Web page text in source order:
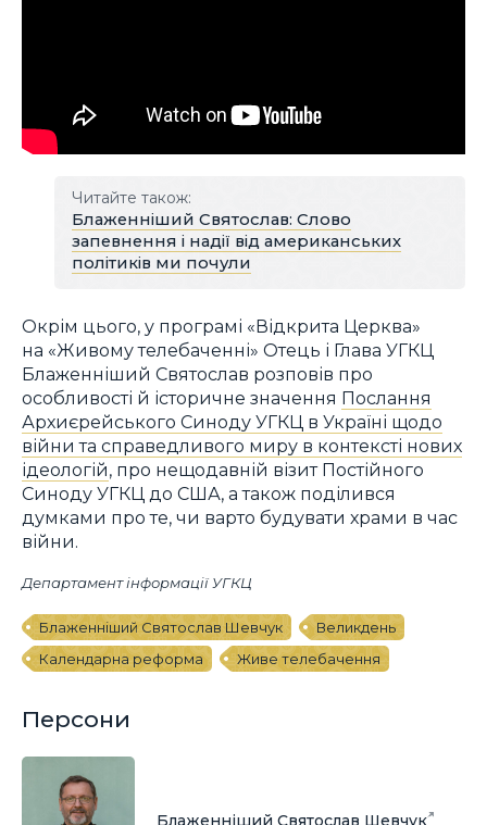
Читайте також:
Блаженніший Святослав: Слово
запевнення і надії від американських
політиків ми почули
Окрім цього, у програмі «Відкрита Церква»
на «Живому телебаченні» Отець і Глава УГКЦ
Блаженніший Святослав розповів про
особливості й історичне значення Послання
Архиєрейського Синоду УГКЦ в Україні щодо
війни та справедливого миру в контексті нових
ідеологій, про нещодавній візит Постійного
Синоду УГКЦ до США, а також поділився
думками про те, чи варто будувати храми в час
війни.
Департамент інформації УГКЦ
Блаженніший Святослав Шевчук
Великдень
Календарна реформа
Живе телебачення
Персони
Блаженніший Святослав Шевчук